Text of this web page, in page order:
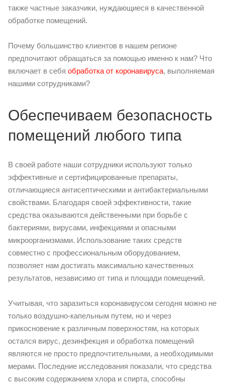
также частные заказчики, нуждающиеся в качественной
обработке помещений.
Почему большинство клиентов в нашем регионе
предпочитают обращаться за помощью именно к нам? Что
включает в себя обработка от коронавируса, выполняемая
нашими сотрудниками?
Обеспечиваем безопасность
помещений любого типа
В своей работе наши сотрудники используют только
эффективные и сертифицированные препараты,
отличающиеся антисептическими и антибактериальными
свойствами. Благодаря своей эффективности, такие
средства оказываются действенными при борьбе с
бактериями, вирусами, инфекциями и опасными
микроорганизмами. Использование таких средств
совместно с профессиональным оборудованием,
позволяет нам достигать максимально качественных
результатов, независимо от типа и площади помещений.
Учитывая, что заразиться коронавирусом сегодня можно не
только воздушно-капельным путем, но и через
прикосновение к различным поверхностям, на которых
остался вирус, дезинфекция и обработка помещений
являются не просто предпочтительными, а необходимыми
мерами. Последние исследования показали, что средства
с высоким содержанием хлора и спирта, способны